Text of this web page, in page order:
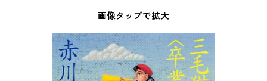
画像タップで拡大